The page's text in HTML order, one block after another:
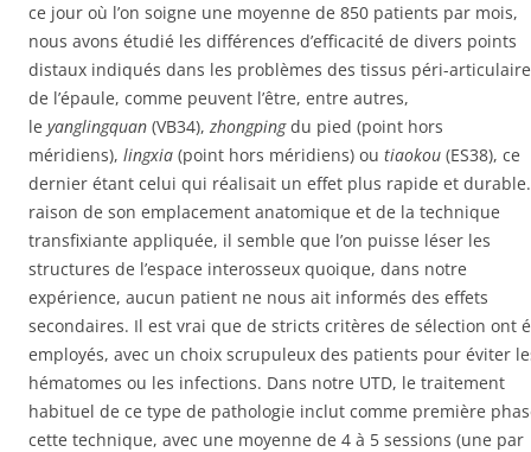
ce jour où l’on soigne une moyenne de 850 patients par mois,
nous avons étudié les différences d’efficacité de divers points
distaux indiqués dans les problèmes des tissus péri-
de l’épaule, comme peuvent l’être, entre autres,
le yanglingquan (VB34), zhongpingdu pied (point hors
méridiens), lingxia (point hors méridiens) ou tiaokou (ES38), ce
dernier étant celui qui réalisait un effet plus rapide et
raison de son emplacement anatomique et de la technique
transfixiante appliquée, il semble que l’on puisse léser les
structures de l’espace interosseux quoique, dans notre
expérience, aucun patient ne nous ait informés des effets
secondaires. Il est vrai que de stricts critères de sélection ont
employés, avec un choix scrupuleux des patients pour éviter
hématomes ou les infections. Dans notre UTD, le traitement
habituel de ce type de pathologie inclut comme première
cette technique, avec une moyenne de 4 à 5 sessions (une par